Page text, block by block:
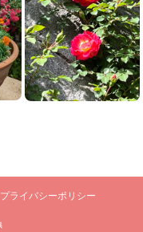
プライバシーポリシー